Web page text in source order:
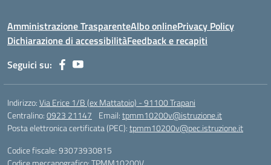
Amministrazione TrasparenteAlbo onlinePrivacy Policy
Dichiarazione di accessibilitàFeedback e recapiti
Seguici su:
Indirizzo:Via Erice 1/B (ex Mattatoio) - 91100 Trapani
Centralino:0923 21147 Email:tpmm10200v@istruzione.it
Posta elettronica certificata (PEC):tpmm10200v@pec.istruzione.it
Codice fiscale: 93073930815